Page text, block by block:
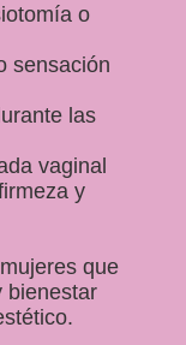
o
sensación
las
vaginal
y
que
bienestar